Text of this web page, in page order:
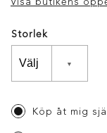
Storlek
Köp åt mig